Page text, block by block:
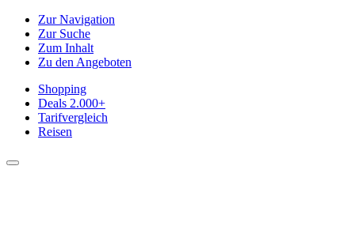
Zur Navigation
Zur Suche
Zum Inhalt
Zu den Angeboten
Shopping
Deals 2.000+
Tarifvergleich
Reisen